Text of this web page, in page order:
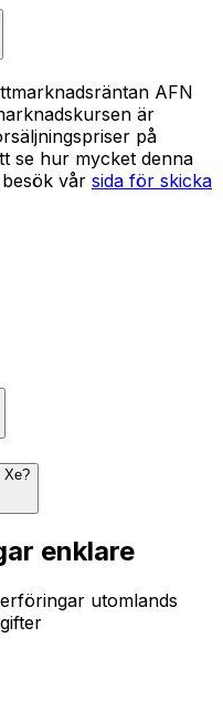
AFN
på
se hur mycket denna
vår sida för skicka
Xe?
enklare
utomlands